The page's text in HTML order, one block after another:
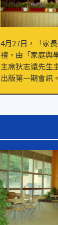
4月27日，「家
禮，由「家庭與
主席狄志遠先生
出版第一期會訊。